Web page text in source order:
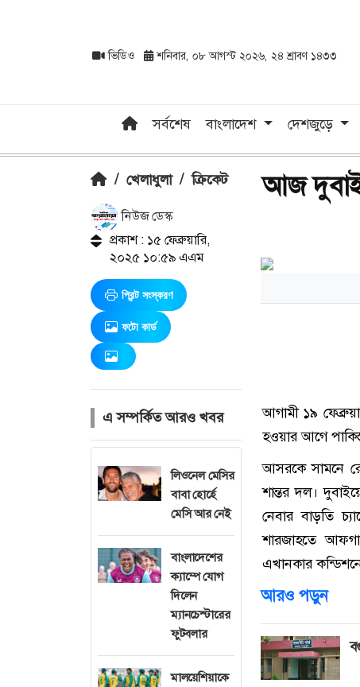
ভিডিও শনিবার, ০৮ আগস্ট ২০২৬, ২৪ শ্রাবণ ১৪৩৩
সর্বশেষ বাংলাদেশ দেশজুড়ে
/ খেলাধুলা / ক্রিকেট
নিউজ ডেস্ক
প্রকাশ : ১৫ ফেব্রুয়ারি,
২০২৫ ১০:৫৯ এএম
প্রিন্ট সংস্করণ
ফটো কার্ড
এ সম্পর্কিত আরও খবর
লিওনেল মেসির
বাবা হোর্হে
মেসি আর নেই
বাংলাদেশের
ক্যাম্পে যোগ
দিলেন
ম্যানচেস্টারের
ফুটবলার
মালয়েশিয়াকে
আজ
আগামী ১৯
হওয়ার আগে
আসরকে সামনে
শান্তর দল।
নেবার বাড়তি
শারজাহতে
এখানকার
আরও পড়ুন